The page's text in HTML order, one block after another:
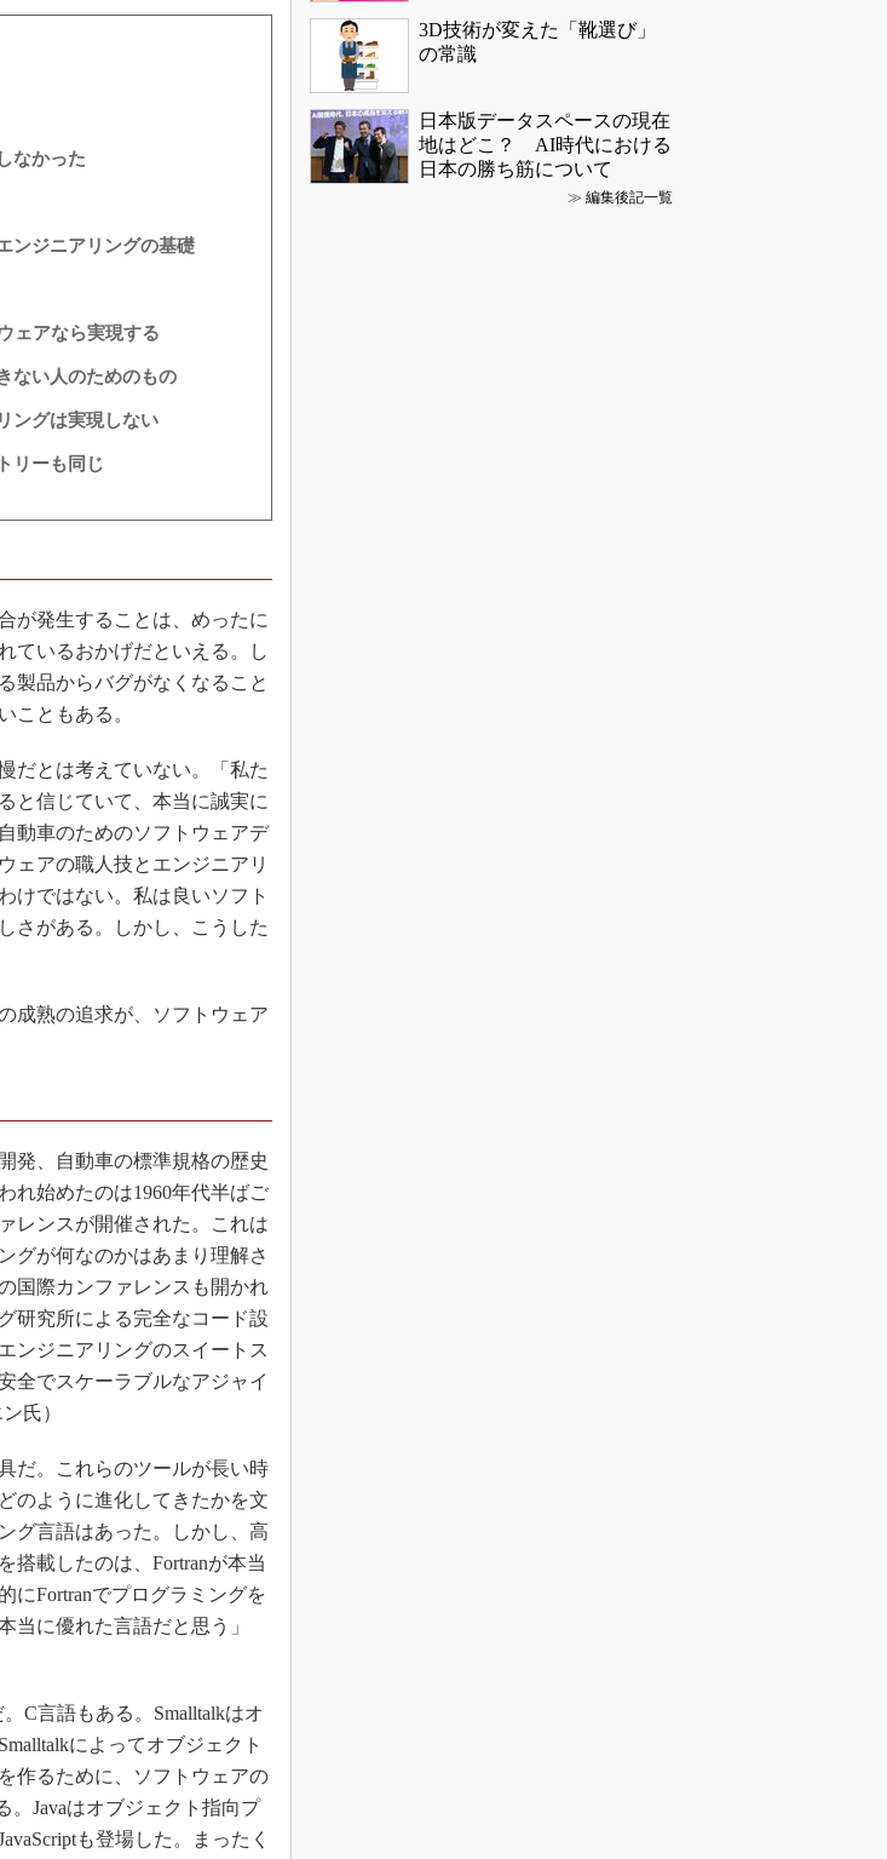
なかった
ンジニアリングの基礎
ェアなら実現する
ない人のためのもの
ングは実現しない
リーも同じ
が発生することは、めったに
ているおかげだといえる。し
製品からバグがなくなること
こともある。
だとは考えていない。「私た
と信じていて、本当に誠実に
動車のためのソフトウェアデ
ェアの職人技とエンジニアリ
けではない。私は良いソフト
さがある。しかし、こうした
成熟の追求が、ソフトウェア
発、自動車の標準規格の歴史
れ始めたのは1960年代半ばご
レンスが開催された。これは
グが何なのかはあまり理解さ
国際カンファレンスも開かれ
研究所による完全なコード設
ンジニアリングのスイートス
全でスケーラブルなアジャイ
氏）
だ。これらのツールが長い時
のように進化してきたかを文
グ言語はあった。しかし、高
搭載したのは、Fortranが本当
にFortranでプログラミングを
当に優れた言語だと思う」
C言語もある。Smalltalkはオ
によってオブジェクト
作るために、ソフトウェアの
。Javaはオブジェクト指向プ
も登場した。まったく
3D技術が変えた「靴選び」
の常識
日本版データスペースの現在
地はどこ？ AI時代における
日本の勝ち筋について
≫ 編集後記一覧